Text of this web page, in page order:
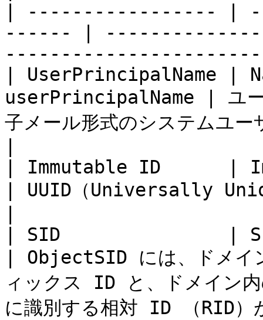
| ----------------- |
------ |
| UserPrincipalName
userPrincipalName | ユー
子メール形式のシステムユー
| Immutable ID      |
| UUID（Universally
| SID               |
| ObjectSID には、ドメイ
ィックス ID と、ドメイン
に識別する相対 ID （RID